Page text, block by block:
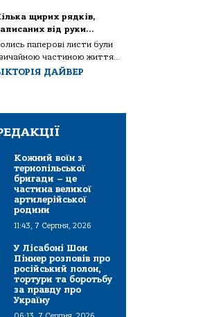
щирих рядків,
від руки…
паперові листи були
частиною життя...
ДАЙВЕР
Кожний воїн з
тернопільської
бригади – це
частина великої
артилерійської
родини
11:43, 7 Серпня, 2026
У Лісабоні Шон
Піннер розповів про
російський полон,
тортури та боротьбу
за правду про
Україну